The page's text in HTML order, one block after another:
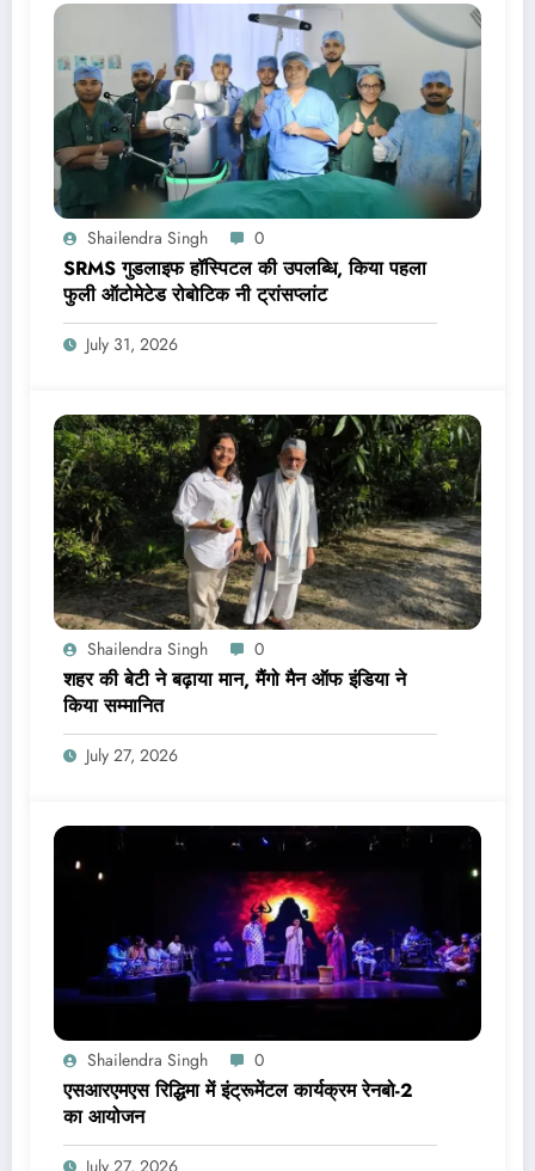
Shailendra Singh 0
SRMS गुडलाइफ हॉस्पिटल की उपलब्धि, किया पहला
फुली ऑटोमेटेड रोबोटिक नी ट्रांसप्लांट
July 31, 2026
Shailendra Singh 0
शहर की बेटी ने बढ़ाया मान, मैंगो मैन ऑफ इंडिया ने
किया सम्मानित
July 27, 2026
Shailendra Singh 0
एसआरएमएस रिद्धिमा में इंट्रूमेंटल कार्यक्रम रेनबो-2
का आयोजन